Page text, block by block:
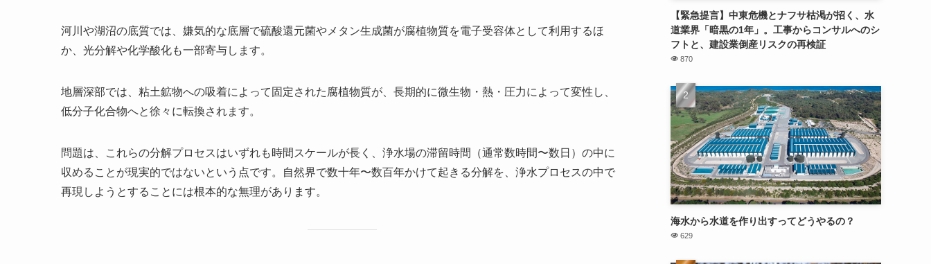
河川や湖沼の底質では、嫌気的な底層で硫酸還元菌やメタン生成菌が腐植物質を電子受容体として利用するほ
か、光分解や化学酸化も一部寄与します。
地層深部では、粘土鉱物への吸着によって固定された腐植物質が、長期的に微生物・熱・圧力によって変性し、
低分子化合物へと徐々に転換されます。
問題は、これらの分解プロセスはいずれも時間スケールが長く、浄水場の滞留時間（通常数時間〜数日）の中に
収めることが現実的ではないという点です。自然界で数十年〜数百年かけて起きる分解を、浄水プロセスの中で
再現しようとすることには根本的な無理があります。
【緊急提言】中東危機とナフサ枯渇が招く、水
道業界「暗黒の1年」。工事からコンサルへのシ
フトと、建設業倒産リスクの再検証
870
海水から水道を作り出すってどうやるの？
629